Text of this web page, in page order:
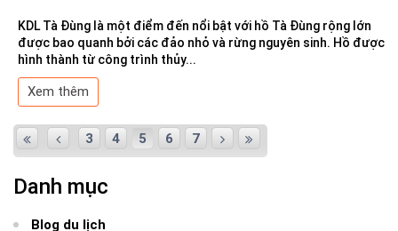
Danh mục
Blog du lịch
KDL Tà Đùng là một điểm đến nổi bật với hồ Tà Đùng rộng lớn
được bao quanh bởi các đảo nhỏ và rừng nguyên sinh. Hồ được
hình thành từ công trình thủy...
Xem thêm
3 4 5 6 7